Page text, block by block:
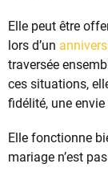
Elle peut être
lors d’un
traversée
ces situations,
fidélité, une
Elle fonctionne
mariage n’est